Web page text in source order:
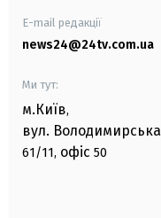
E-mail редакції
news24@24tv.com.ua
Ми тут:
м.Київ,
вул. Володимирська
61/11, офіс 50